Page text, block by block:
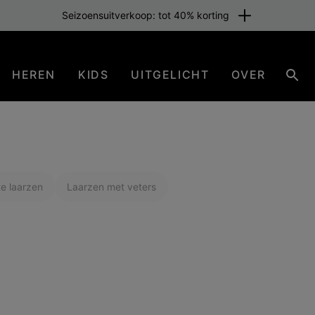
Gratis verzending voor leden of vanaf € 80. Word nu lid
HEREN KIDS UITGELICHT OVER
laarzen Laarzen met veters